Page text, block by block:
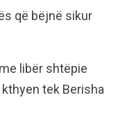
që bëjnë sikur
libër shtëpie
tek Berisha